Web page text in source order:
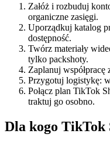
Załóż i rozbuduj
organiczne zasięgi.
Uporządkuj katalog
dostępność.
Twórz materiały
tylko packshoty.
Zaplanuj
Przygotuj logistykę:
Połącz plan TikTok
traktuj go osobno.
Dla kogo TikTok